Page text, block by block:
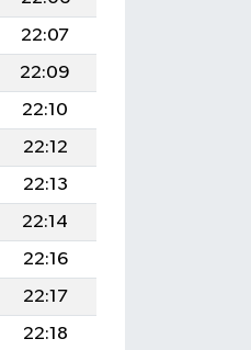
22:07
22:09
22:10
22:12
22:13
22:14
22:16
22:17
22:18